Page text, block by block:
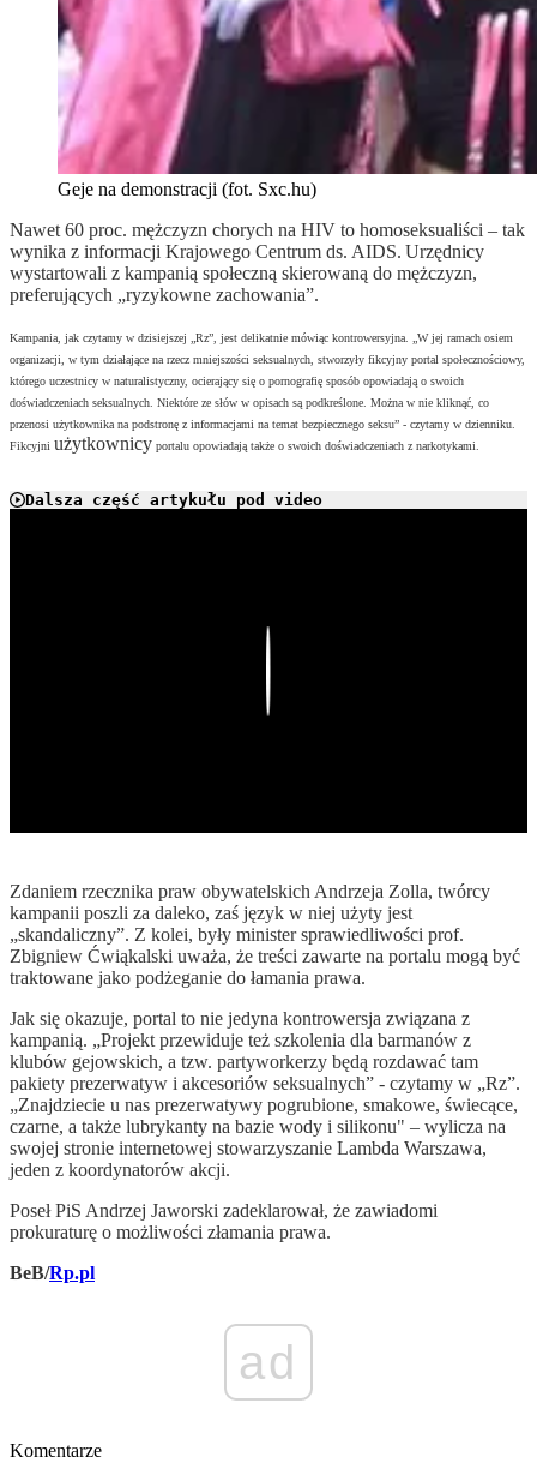
Geje na demonstracji (fot. Sxc.hu)
Nawet 60 proc. mężczyzn chorych na HIV to homoseksualiści – tak
wynika z informacji Krajowego Centrum ds. AIDS. Urzędnicy
wystartowali z kampanią społeczną skierowaną do mężczyzn,
preferujących „ryzykowne zachowania”.
Kampania, jak czytamy w dzisiejszej „Rz”, jest delikatnie mówiąc kontrowersyjna. „W jej ramach osiem
organizacji, w tym działające na rzecz mniejszości seksualnych, stworzyły fikcyjny portal społecznościowy,
którego uczestnicy w naturalistyczny, ocierający się o pornografię sposób opowiadają o swoich
doświadczeniach seksualnych. Niektóre ze słów w opisach są podkreślone. Można w nie kliknąć, co
przenosi użytkownika na podstronę z informacjami na temat bezpiecznego seksu” - czytamy w dzienniku.
Fikcyjni użytkownicy portalu opowiadają także o swoich doświadczeniach z narkotykami.
Dalsza część artykułu pod video
Zdaniem rzecznika praw obywatelskich Andrzeja Zolla, twórcy
kampanii poszli za daleko, zaś język w niej użyty jest
„skandaliczny”. Z kolei, były minister sprawiedliwości prof.
Zbigniew Ćwiąkalski uważa, że treści zawarte na portalu mogą być
traktowane jako podżeganie do łamania prawa.
Jak się okazuje, portal to nie jedyna kontrowersja związana z
kampanią. „Projekt przewiduje też szkolenia dla barmanów z
klubów gejowskich, a tzw. partyworkerzy będą rozdawać tam
pakiety prezerwatyw i akcesoriów seksualnych” - czytamy w „Rz”.
„Znajdziecie u nas prezerwatywy pogrubione, smakowe, świecące,
czarne, a także lubrykanty na bazie wody i silikonu" – wylicza na
swojej stronie internetowej stowarzyszanie Lambda Warszawa,
jeden z koordynatorów akcji.
Poseł PiS Andrzej Jaworski zadeklarował, że zawiadomi
prokuraturę o możliwości złamania prawa.
BeB/Rp.pl
ad
Komentarze